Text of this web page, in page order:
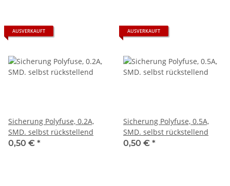
AUSVERKAUFT
Sicherung Polyfuse, 0.2A,
SMD. selbst rückstellend
0,50 € *
AUSVERKAUFT
Sicherung Polyfuse, 0.5A,
SMD. selbst rückstellend
0,50 € *